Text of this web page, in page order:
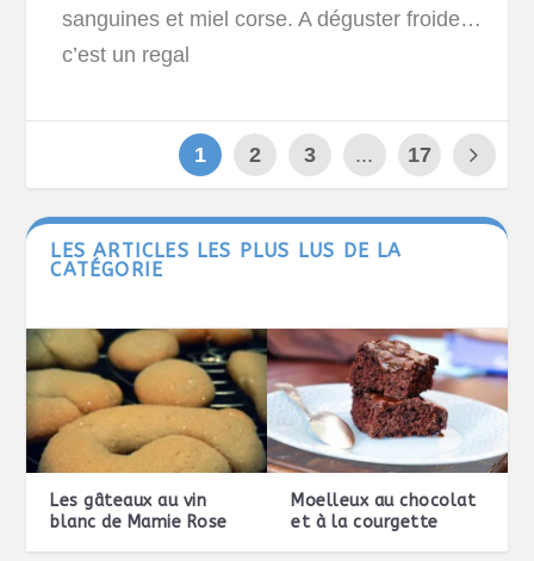
sanguines et miel corse. A déguster froide…
c’est un regal
1 2 3 ... 17
LES ARTICLES LES PLUS LUS DE LA
CATÉGORIE
Les gâteaux au vin
blanc de Mamie Rose
Moelleux au chocolat
et à la courgette